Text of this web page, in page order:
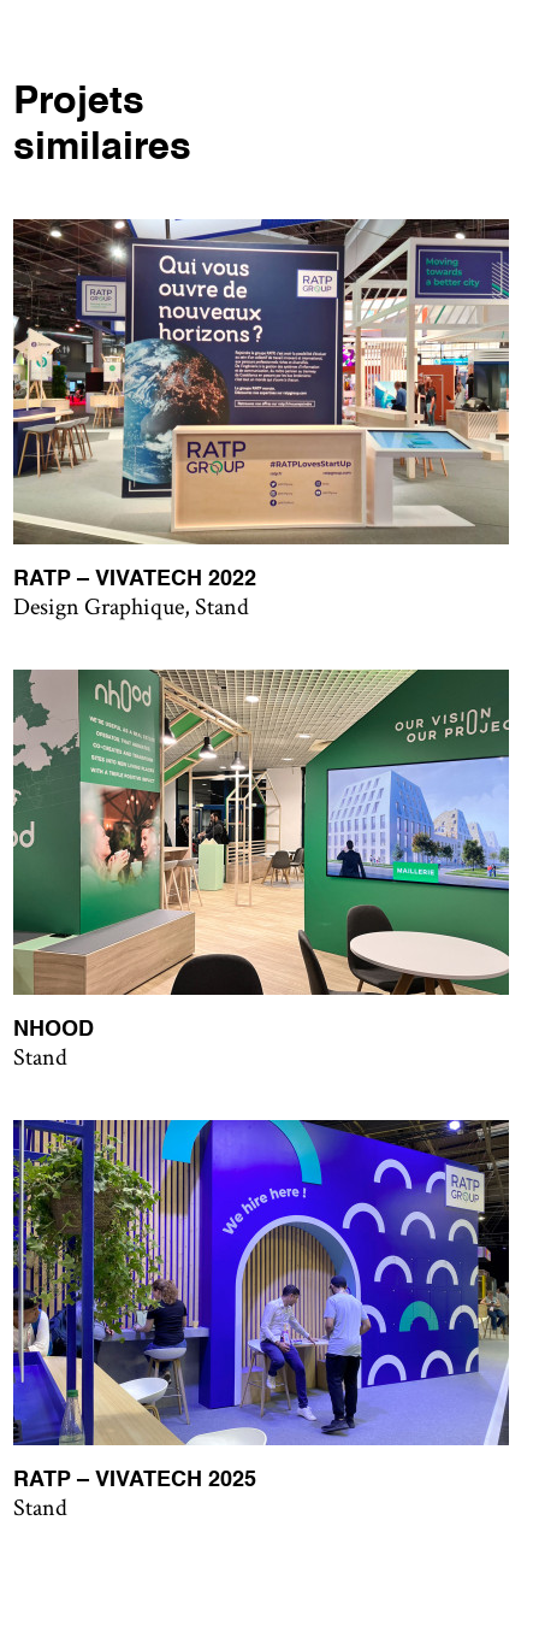
Projets
similaires
RATP – VIVATECH 2022
Design Graphique, Stand
NHOOD
Stand
RATP – VIVATECH 2025
Stand